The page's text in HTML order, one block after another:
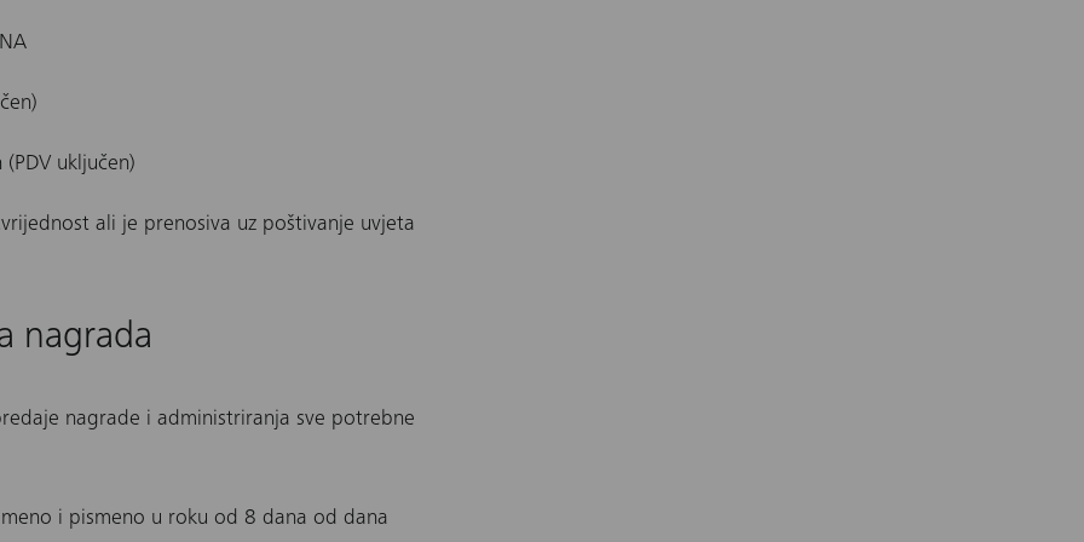
uključen)
ali je prenosiva uz poštivanje uvjeta
nagrada
nagrade i administriranja sve potrebne
i pismeno u roku od 8 dana od dana